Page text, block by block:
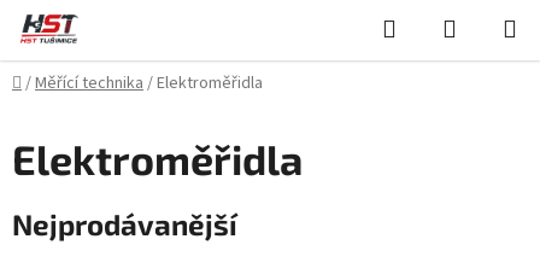
Přejít
obsah
Hledat
KOŠÍK
Domů
/Měřící technika/Elektroměřidla
Elektroměřidla
Nejprodávanější